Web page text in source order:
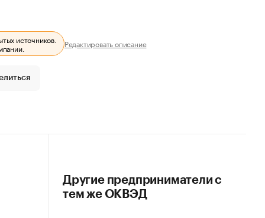
источников.
Редактировать описание
Другие предприниматели с
тем же ОКВЭД